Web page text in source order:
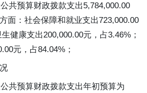
共预算财政拨款支出5,784,000.00
面：社会保障和就业支出723,000.00
健康支出200,000.00元，占3.46%；
元，占84.04%；
共预算财政拨款支出年初预算为